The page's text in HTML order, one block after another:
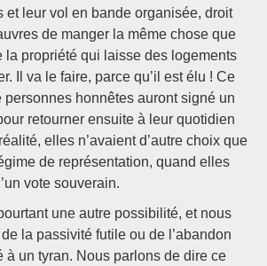
et leur vol en bande organisée, droit
de manger la même chose que
la propriété qui laisse des logements
Il va le faire, parce qu’il est élu ! Ce
personnes honnêtes auront signé un
retourner ensuite à leur quotidien
elles n’avaient d’autre choix que
de représentation, quand elles
vote souverain.
une autre possibilité, et nous
la passivité futile ou de l’abandon
à un tyran. Nous parlons de dire ce